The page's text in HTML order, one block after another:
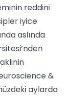
reddini
iyice
aslında
&
aylarda